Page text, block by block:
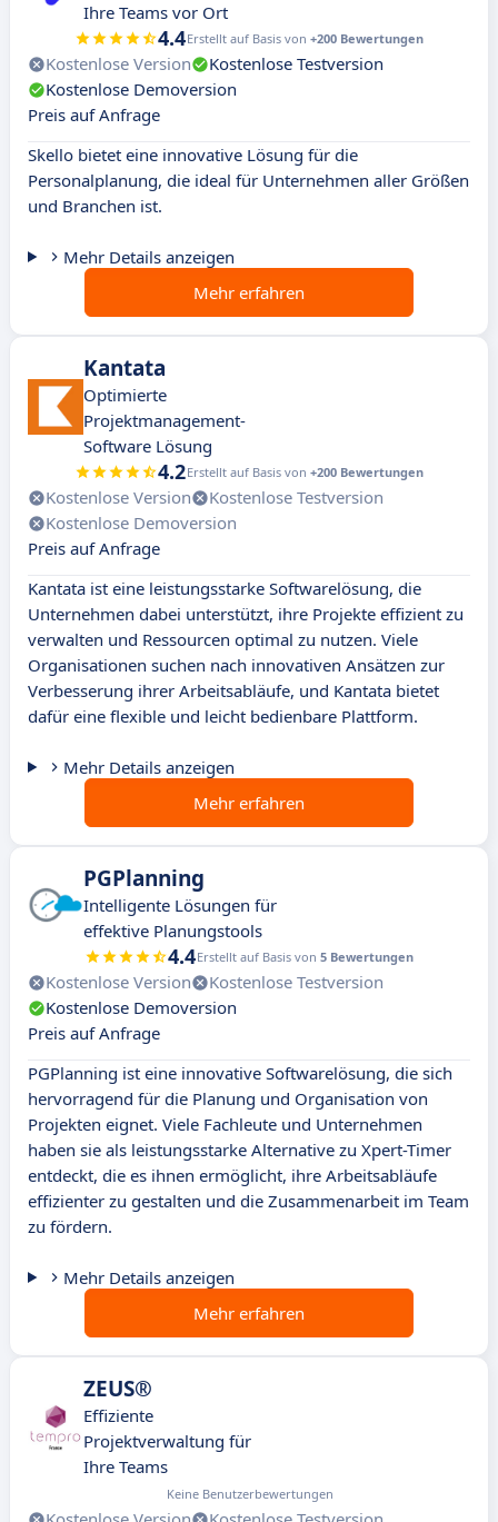
Ihre Teams vor Ort
4.4Erstellt auf Basis von +200 Bewertungen
Kostenlose Version
Kostenlose Testversion
Kostenlose Demoversion
Preis auf Anfrage
Skello bietet eine innovative Lösung für die
Personalplanung, die ideal für Unternehmen aller Größen
und Branchen ist.
Mehr Details anzeigen
Mehr erfahren
Kantata
Optimierte
Projektmanagement-
Software Lösung
4.2Erstellt auf Basis von +200 Bewertungen
Kostenlose Version
Kostenlose Testversion
Kostenlose Demoversion
Preis auf Anfrage
Kantata ist eine leistungsstarke Softwarelösung, die
Unternehmen dabei unterstützt, ihre Projekte effizient zu
verwalten und Ressourcen optimal zu nutzen. Viele
Organisationen suchen nach innovativen Ansätzen zur
Verbesserung ihrer Arbeitsabläufe, und Kantata bietet
dafür eine flexible und leicht bedienbare Plattform.
Mehr Details anzeigen
Mehr erfahren
PGPlanning
Intelligente Lösungen für
effektive Planungstools
4.4Erstellt auf Basis von 5 Bewertungen
Kostenlose Version
Kostenlose Testversion
Kostenlose Demoversion
Preis auf Anfrage
PGPlanning ist eine innovative Softwarelösung, die sich
hervorragend für die Planung und Organisation von
Projekten eignet. Viele Fachleute und Unternehmen
haben sie als leistungsstarke Alternative zu Xpert-Timer
entdeckt, die es ihnen ermöglicht, ihre Arbeitsabläufe
effizienter zu gestalten und die Zusammenarbeit im Team
zu fördern.
Mehr Details anzeigen
Mehr erfahren
ZEUS®
Effiziente
Projektverwaltung für
Ihre Teams
Keine Benutzerbewertungen